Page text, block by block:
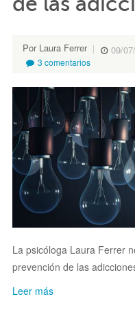
Por Laura Ferrer 09/
3 comentarios
La psicóloga Laura Ferrer
prevención de las
Leer más